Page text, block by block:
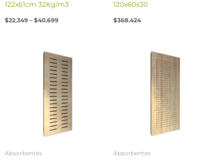
122x61cm 32Kg/m3
$22.349 – $40.699
120x60x30
$368.424
Absorbentes Absorbentes